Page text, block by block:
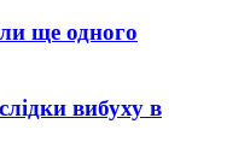
ще одного
вибуху в